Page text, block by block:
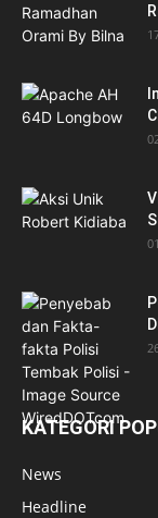
KATEGORI
News
Headline